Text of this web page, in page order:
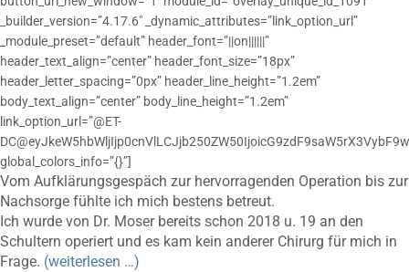
_builder_version=”4.17.6″ _dynamic_attributes=”link_option_url”
_module_preset=”default” header_font=”||on||||||”
header_text_align=”center” header_font_size=”18px”
header_letter_spacing=”0px” header_line_height=”1.2em”
body_text_align=”center” body_line_height=”1.2em”
link_option_url=”@ET-
global_colors_info=”{}”]
Vom Aufklärungsgespäch zur hervorragenden Operation bis zur
Nachsorge fühlte ich mich bestens betreut.
Ich wurde von Dr. Moser bereits schon 2018 u. 19 an den
Schultern operiert und es kam kein anderer Chirurg für mich in
Frage. (weiterlesen …)